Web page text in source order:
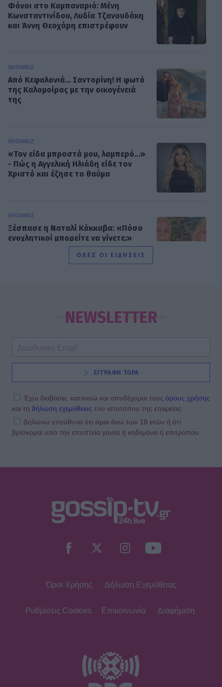
Φόνοι στο Καμπαναριό: Μένη
Κωνσταντινίδου, Λυδία Τζανουδάκη
και Άννη Θεοχάρη επιστρέφουν
SHOWBIZ
Από Κεφαλονιά... Σαντορίνη! Η φωτό
της Καλομοίρας με την οικογένειά
της
SHOWBIZ
«Τον είδα μπροστά μου, λαμπερό…»
- Πώς η Αγγελική Ηλιάδη είδε τον
Χριστό και έζησε το θαύμα
SHOWBIZ
Ξέσπασε η Ναταλί Κάκκαβα: «Πόσο
ενοχλητικοί μπορείτε να γίνετε;»
SHOWBIZ
Από την εκκλησία στην ξαπλώστρα:
Καινούργιου με μαγιό και το
προσκύνημα
MEDIA
Κρατερός Κατσούλης: «Δεν υπάρχει
γκρινιάζει ο γιος της - Η ανάρτηση
Αντόνιο Μπαντέρας: Η καρδιακή
προσβολή που του άλλαξε τη ζωή
ΟΛΕΣ ΟΙ ΕΙΔΗΣΕΙΣ
NEWSLETTER
ΕΓΓΡΑΦΗ ΤΩΡΑ
Έχω διαβάσει, κατανοώ και αποδέχομαι τους όρους χρήσης
και τη δήλωση εχεμύθειας του ιστοτόπου της εταιρείας
Δηλώνω υπεύθυνα ότι είμαι άνω των 18 ετών ή ότι
βρίσκομαι υπό την εποπτεία γονέα ή κηδεμόνα ή επιτρόπου
Όροι Χρήσης Δήλωση Εχεμύθειας
Ρυθμίσεις Cookies Επικοινωνία Διαφήμιση